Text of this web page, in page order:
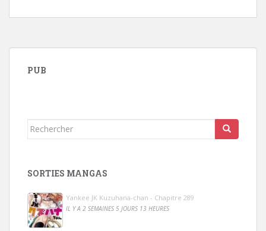
PUB
Rechercher...
SORTIES MANGAS
Yankee JK Kuzuhana-chan - Chapitre 289
IL Y A 2 SEMAINES 5 JOURS 13 HEURES